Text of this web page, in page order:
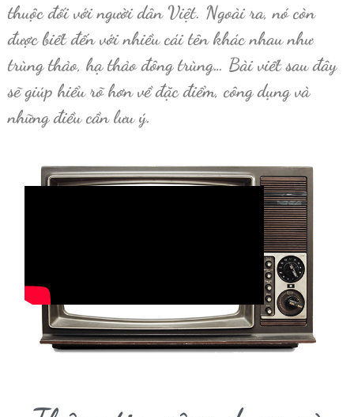
thuộc đối với người dân Việt. Ngoài ra, nó còn
được biết đến với nhiều cái tên khác nhau như
trùng thảo, hạ thảo đông trùng… Bài viết sau đây
sẽ giúp hiểu rõ hơn về đặc điểm, công dụng và
những điều cần lưu ý.